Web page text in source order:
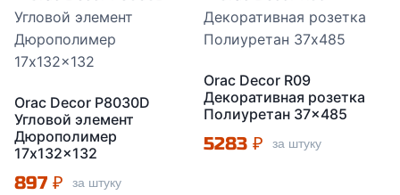
Orac Decor P8030D
Угловой элемент
Дюрополимер
17x132x132
897 ₽ за штуку
Orac Decor R09
Декоративная розетка
Полиуретан 37×485
5283 ₽ за штуку